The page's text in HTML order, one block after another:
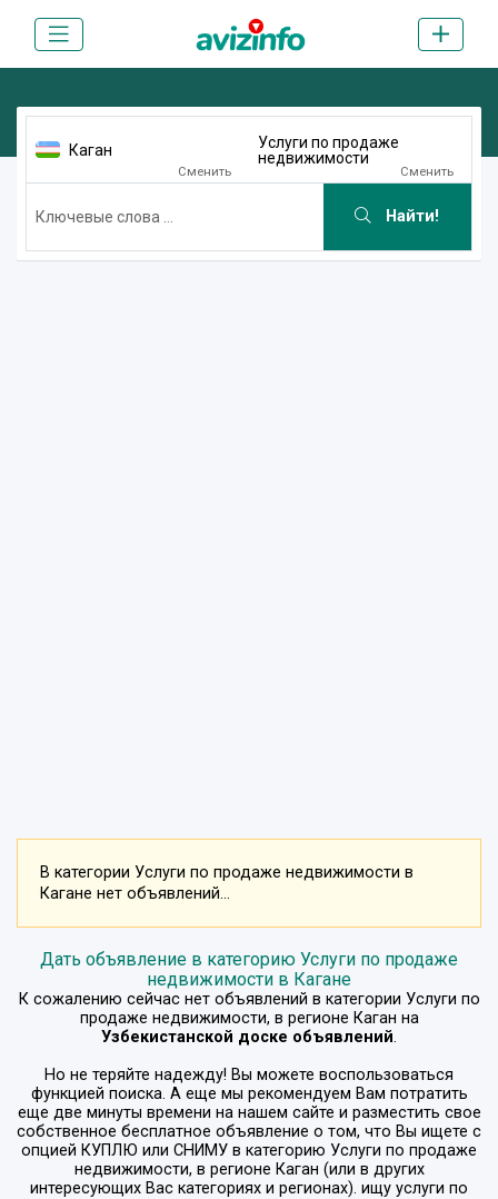
Каган
Сменить
Услуги по продаже
недвижимости
Сменить
Найти!
В категории Услуги по продаже недвижимости в
Кагане нет объявлений...
Дать объявление в категорию Услуги по продаже
недвижимости в Кагане
К сожалению сейчас нет объявлений в категории Услуги по
продаже недвижимости, в регионе Каган на
Узбекистанской доске объявлений.
Но не теряйте надежду! Вы можете воспользоваться
функцией поиска. А еще мы рекомендуем Вам потратить
еще две минуты времени на нашем сайте и разместить свое
собственное бесплатное объявление о том, что Вы ищете с
опцией КУПЛЮ или СНИМУ в категорию Услуги по продаже
недвижимости, в регионе Каган (или в других
интересующих Вас категориях и регионах). ищу услуги по